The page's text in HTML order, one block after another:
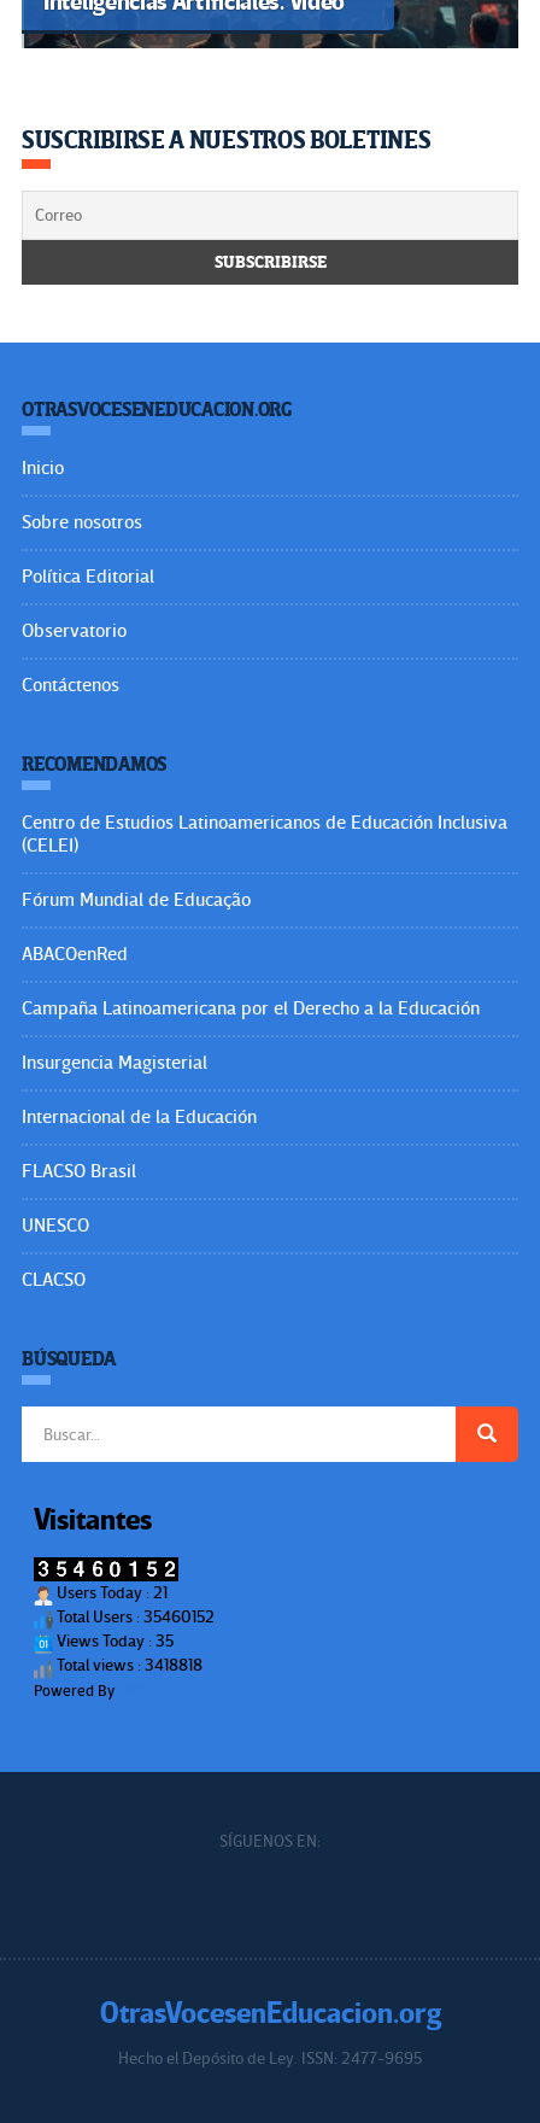
SUSCRIBIRSE A NUESTROS BOLETINES
OTRASVOCESENEDUCACION.ORG
Inicio
Sobre nosotros
Política Editorial
Observatorio
Contáctenos
RECOMENDAMOS
Centro de Estudios Latinoamericanos de Educación Inclusiva
(CELEI)
Fórum Mundial de Educação
ABACOenRed
Campaña Latinoamericana por el Derecho a la Educación
Insurgencia Magisterial
Internacional de la Educación
FLACSO Brasil
UNESCO
CLACSO
BÚSQUEDA
Visitantes
Users Today : 21
Total Users : 35460152
Views Today : 35
Total views : 3418818
Powered By
SÍGUENOS EN:
OtrasVocesenEducacion.org
Hecho el Depósito de Ley. ISSN: 2477-9695